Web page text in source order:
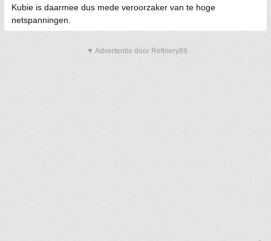
Kubie is daarmee dus mede veroorzaker van te hoge
netspanningen.
▼ Advertentie door Refinery89